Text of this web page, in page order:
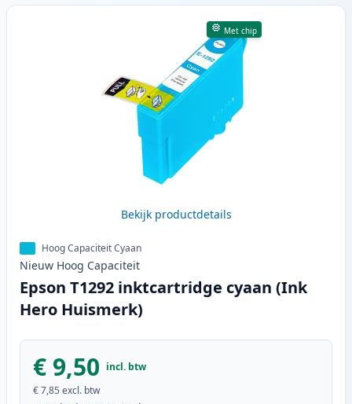
Met chip
Bekijk productdetails
Hoog Capaciteit Cyaan
Nieuw Hoog Capaciteit
Epson T1292 inktcartridge cyaan (Ink
Hero Huismerk)
€ 9,50 incl. btw
€ 7,85 excl. btw